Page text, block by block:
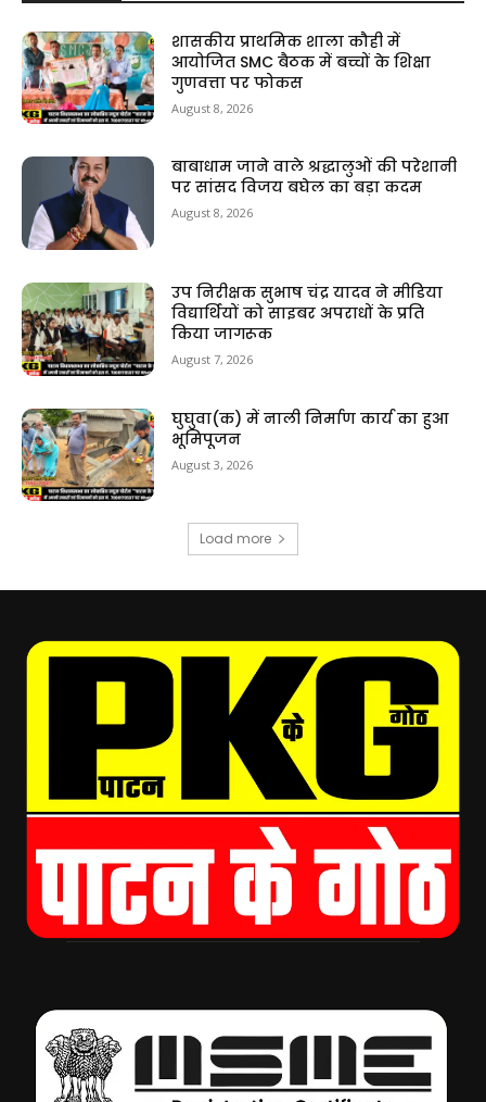
शासकीय प्राथमिक शाला कौही में
आयोजित SMC बैठक में बच्चों के शिक्षा
गुणवत्ता पर फोकस
August 8, 2026
बाबाधाम जाने वाले श्रद्धालुओं की परेशानी
पर सांसद विजय बघेल का बड़ा कदम
August 8, 2026
उप निरीक्षक सुभाष चंद्र यादव ने मीडिया
विद्यार्थियों को साइबर अपराधों के प्रति
किया जागरूक
August 7, 2026
घुघुवा(क) में नाली निर्माण कार्य का हुआ
भूमिपूजन
August 3, 2026
Load more